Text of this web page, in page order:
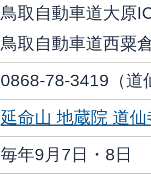
鳥取自動車道大原
鳥取自動車道西粟
0868-78-3419（道
延命山 地蔵院 道
毎年9月7日・8日